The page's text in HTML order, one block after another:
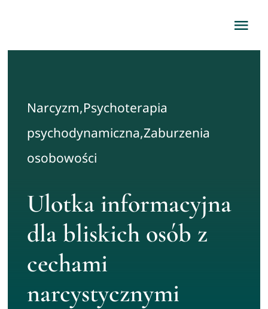
Kontakt
Narcyzm,Psychoterapia
psychodynamiczna,Zaburzenia
osobowości
Ulotka informacyjna
dla bliskich osób z
cechami
narcystycznymi